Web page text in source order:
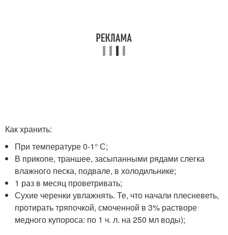
Как хранить:
При температуре 0-1° С;
В прикопе, траншее, засыпанными рядами слегка
влажного песка, подвале, в холодильнике;
1 раз в месяц проветривать;
Сухие черенки увлажнять. Те, что начали плесневеть,
протирать тряпочкой, смоченной в 3% растворе
медного купороса: по 1 ч. л. на 250 мл воды);